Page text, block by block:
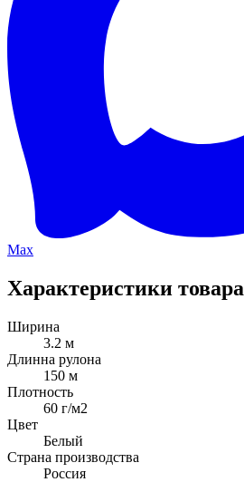
Max
Характеристики товара
Ширина
3.2 м
Длинна рулона
150 м
Плотность
60 г/м2
Цвет
Белый
Страна производства
Россия